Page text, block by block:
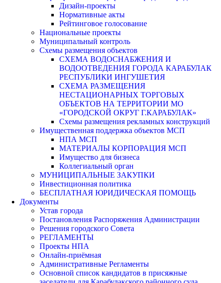
Дизайн-проекты
Нормативные акты
Рейтинговое голосование
Национальные проекты
Муниципальный контроль
Схемы размещения объектов
СХЕМА ВОДОСНАБЖЕНИЯ И
ВОДООТВЕДЕНИЯ ГОРОДА КАРАБУЛАК
РЕСПУБЛИКИ ИНГУШЕТИЯ
СХЕМА РАЗМЕЩЕНИЯ
НЕСТАЦИОНАРНЫХ ТОРГОВЫХ
ОБЪЕКТОВ НА ТЕРРИТОРИИ МО
«ГОРОДСКОЙ ОКРУГ Г.КАРАБУЛАК»
Схемы размещения рекламных конструкций
Имущественная поддержка объектов МСП
НПА МСП
МАТЕРИАЛЫ КОРПОРАЦИЯ МСП
Имущество для бизнеса
Коллегиальный орган
МУНИЦИПАЛЬНЫЕ ЗАКУПКИ
Инвестиционная политика
БЕСПЛАТНАЯ ЮРИДИЧЕСКАЯ ПОМОЩЬ
Документы
Устав города
Постановления Распоряжения Администрации
Решения городского Совета
РЕГЛАМЕНТЫ
Проекты НПА
Онлайн-приёмная
Административные Регламенты
Основной список кандидатов в присяжные